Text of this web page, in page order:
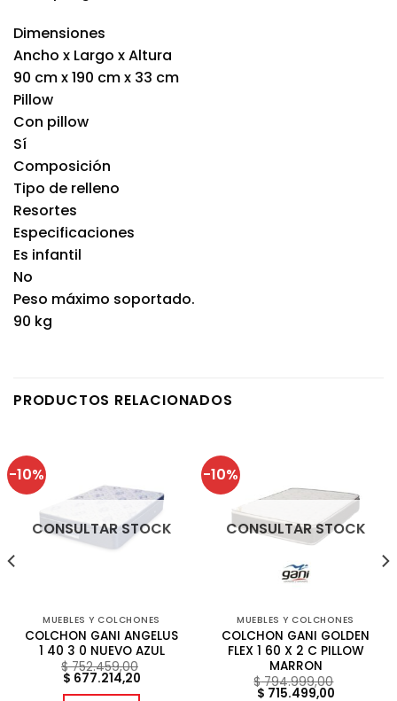
Dimensiones
Ancho x Largo x Altura
90 cm x 190 cm x 33 cm
Pillow
Con pillow
Sí
Composición
Tipo de relleno
Resortes
Especificaciones
Es infantil
No
Peso máximo soportado.
90 kg
PRODUCTOS RELACIONADOS
-10%
CONSULTAR STOCK
MUEBLES Y COLCHONES
COLCHON GANI ANGELUS
1 40 3 0 NUEVO AZUL
$752.459,00
El
precio
$ 677.214,20El
-10%
CONSULTAR STOCK
MUEBLES Y COLCHONES
COLCHON GANI GOLDEN
FLEX 1 60 X 2 C PILLOW
MARRON
$794.999,00
El
$ 715.499,00El